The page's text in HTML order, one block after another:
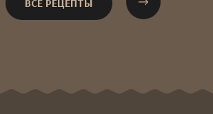
ВСЕ РЕЦЕПТЫ